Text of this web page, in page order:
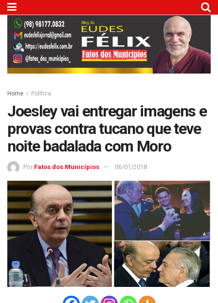
Home Política
Joesley vai entregar imagens e
provas contra tucano que teve
noite badalada com Moro
Por Fatos dos Municípios 06/01/2018